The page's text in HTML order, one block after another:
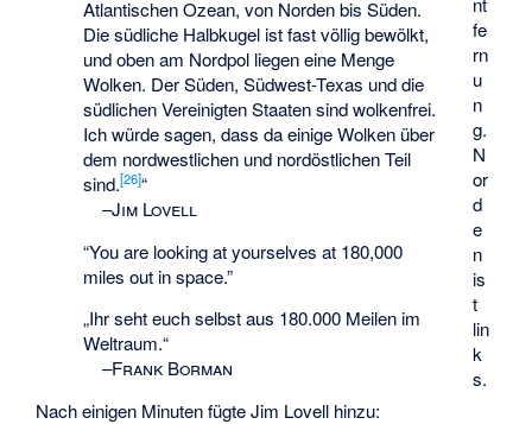
fe
rn
u
n
g.
N
or
d
e
n
is
t
lin
k
s.
Atlantischen Ozean, von Norden bis Süden.
Die südliche Halbkugel ist fast völlig bewölkt,
und oben am Nordpol liegen eine Menge
Wolken. Der Süden, Südwest-Texas und die
südlichen Vereinigten Staaten sind wolkenfrei.
Ich würde sagen, dass da einige Wolken über
dem nordwestlichen und nordöstlichen Teil
sind.[26]“
–Jim Lovell
“You are looking at yourselves at 180,000
miles out in space.”
„Ihr seht euch selbst aus 180.000 Meilen im
Weltraum.“
–Frank Borman
Nach einigen Minuten fügte Jim Lovell hinzu: